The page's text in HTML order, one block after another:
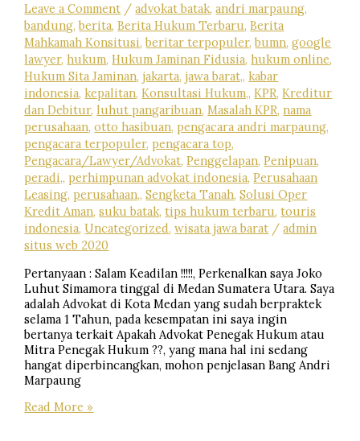
Leave a Comment /advokat batak,andri marpaung,
bandung,berita,Berita Hukum Terbaru,Berita
Mahkamah Konsitusi,beritar terpopuler,bumn,google
lawyer,hukum,Hukum Jaminan Fidusia,hukum online,
Hukum Sita Jaminan,jakarta,jawa barat,,kabar
indonesia,kepalitan,Konsultasi Hukum,,KPR,Kreditur
dan Debitur,luhut pangaribuan,Masalah KPR,nama
perusahaan,otto hasibuan,pengacara andri marpaung,
pengacara terpopuler,pengacara top,
Pengacara/Lawyer/Advokat,Penggelapan,Penipuan,
peradi,,perhimpunan advokat indonesia,Perusahaan
Leasing,perusahaan,,Sengketa Tanah,Solusi Oper
Kredit Aman,suku batak,tips hukum terbaru,touris
indonesia,Uncategorized,wisata jawa barat /admin
situs web 2020
Pertanyaan : Salam Keadilan !!!!!, Perkenalkan saya Joko
Luhut Simamora tinggal di Medan Sumatera Utara. Saya
adalah Advokat di Kota Medan yang sudah berpraktek
selama 1 Tahun, pada kesempatan ini saya ingin
bertanya terkait Apakah Advokat Penegak Hukum atau
Mitra Penegak Hukum ??, yang mana hal ini sedang
hangat diperbincangkan, mohon penjelasan Bang Andri
Marpaung
ADVOKAT
Read More »